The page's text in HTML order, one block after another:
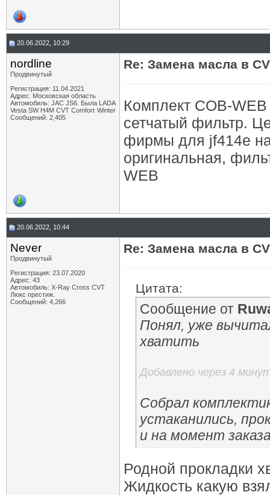
20.06.2022, 10:29
nordline
Продвинутый
Регистрация: 11.04.2021
Адрес: Московская область
Автомобиль: JAC JS6. Была LADA
Vesta SW H4M CVT Comfort Winter
Сообщений: 2,405
Re: Замена масла в
Комплект COB-
сетчатый фильтр.
фирмы для jf414e
оригинальная,
WEB
20.06.2022, 10:44
Never
Продвинутый
Регистрация: 23.07.2020
Адрес: 43
Автомобиль: X-Ray Cross CVT
Люкс престиж.
Сообщений: 4,266
Re: Замена масла в
Цитата:
Сообщение от
Понял, уже
хватить
Добавлено через 4
Собрал
устаканились,
и на момент
Родной прокладки
Жидкость какую